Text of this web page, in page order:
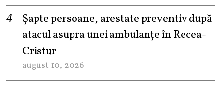
Șapte persoane, arestate preventiv după
atacul asupra unei ambulanțe în Recea-
Cristur
august 10, 2026